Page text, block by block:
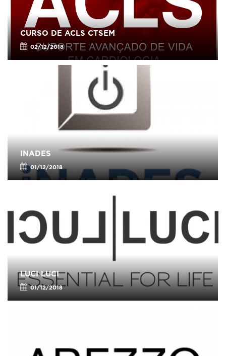
CURSO DE ACLS CTSEM
02/12/2018
INADES
01/12/2018
LUCI LUCI
01/12/2018